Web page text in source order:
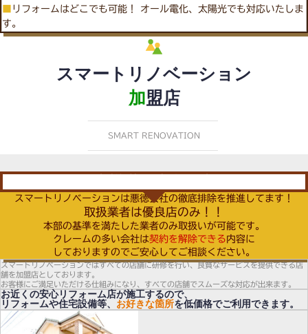
リフォームはどこでも可能！ オール電化、太陽光でも対応いたしま
す。
スマートリノベーション
加盟店
SMART RENOVATION
スマートリノベーションは悪徳会社の徹底排除を推進してます！
取扱業者は優良店のみ！！
本部の基準を満たした業者のみ取扱いが可能です。
クレームの多い会社は契約を解除できる内容に
しておりますのでご安心してご相談ください。
スマートリノベーションではすべての店舗に研修を行い、良質なサービスを提供できる店
舗を加盟店としております。
お客様にご満足いただける仕組みになり、すべての店舗でスムーズな対応が出来ます。
お近くの安心リフォーム店が施工するので、
リフォームや住宅設備等、 お好きな箇所を低価格でご利用できます。